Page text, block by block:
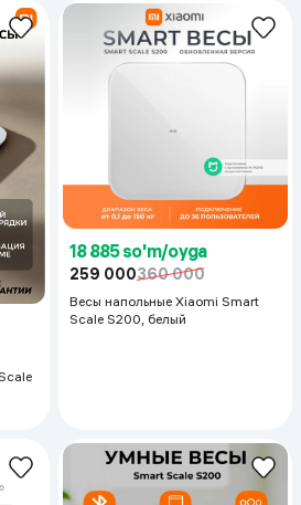
18 885 so'm/oyga
259 000360 000
Весы напольные Xiaomi Smart
Scale S200, белый